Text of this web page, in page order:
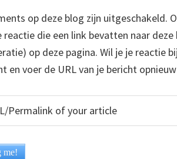
op deze blog zijn uitgeschakeld.
reactie die een link bevatten naar
op deze pagina. Wil je je reactie
en voer de URL van je bericht